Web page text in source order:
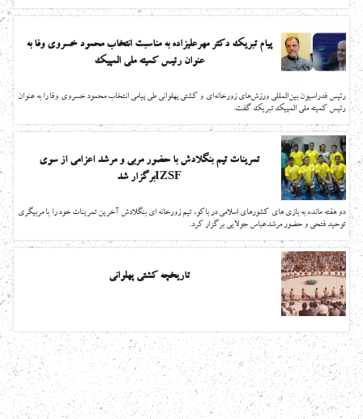
پیام تبریک دکتر مهرعلیزاده به مناسبت انتخاب محمود خسروی وفا به
عنوان رئیس کمیته ملی المپیک
رئیس فدراسیون بين‌المللي ورزش‌هاي زورخانه‌اي و كشتي پهلواني طی پیامی انتخاب محمود خسروی وفا را به عنوان
رئیس کمیته ملی المپیک تبریک گفت.
تمرینات تیم بنگلادش با حضور مربی و مرشد اعزامی از سوی
IZSFبرگزار شد
دو هفته مانده به بازی های کشورهای اسلامی در باکو، تیم زورخانه ای بنگلادش آخرین تمرینات خود را با مربیگری
توحید فتحی و حضور مرشدعباس جولایی برگزار کرد.
تاریخچه کشتی پهلوانی